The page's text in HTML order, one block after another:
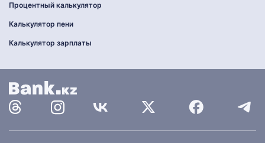
Процентный калькулятор
Калькулятор пени
Калькулятор зарплаты